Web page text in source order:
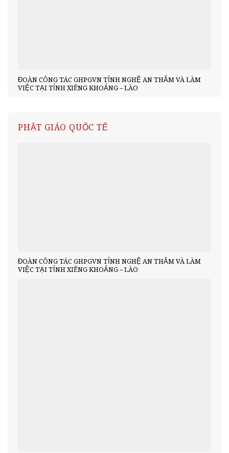
ĐOÀN CÔNG TÁC GHPGVN TỈNH NGHỆ AN THĂM VÀ LÀM
VIỆC TẠI TỈNH XIÊNG KHOẢNG – LÀO
PHẬT GIÁO QUỐC TẾ
ĐOÀN CÔNG TÁC GHPGVN TỈNH NGHỆ AN THĂM VÀ LÀM
VIỆC TẠI TỈNH XIÊNG KHOẢNG – LÀO